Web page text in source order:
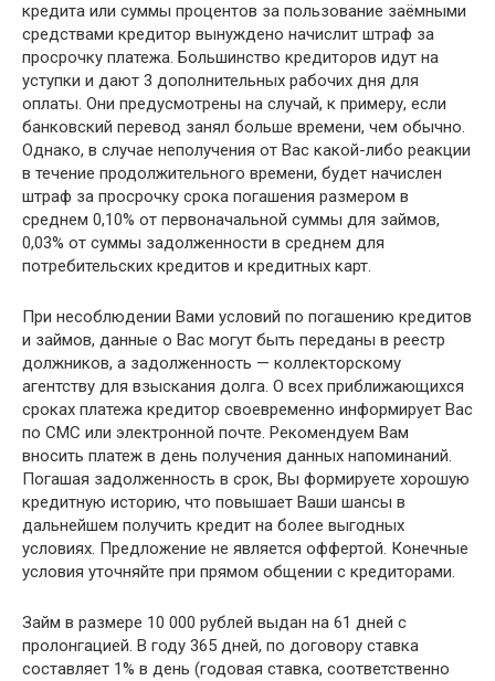
кредита или суммы процентов за пользование заёмными
средствами кредитор вынуждено начислит штраф за
просрочку платежа. Большинство кредиторов идут на
уступки и дают 3 дополнительных рабочих дня для
оплаты. Они предусмотрены на случай, к примеру, если
банковский перевод занял больше времени, чем обычно.
Однако, в случае неполучения от Вас какой-либо реакции
в течение продолжительного времени, будет начислен
штраф за просрочку срока погашения размером в
среднем 0,10% от первоначальной суммы для займов,
0,03% от суммы задолженности в среднем для
потребительских кредитов и кредитных карт.
При несоблюдении Вами условий по погашению кредитов
и займов, данные о Вас могут быть переданы в реестр
должников, а задолженность — коллекторскому
агентству для взыскания долга. О всех приближающихся
сроках платежа кредитор своевременно информирует Вас
по СМС или электронной почте. Рекомендуем Вам
вносить платеж в день получения данных напоминаний.
Погашая задолженность в срок, Вы формируете хорошую
кредитную историю, что повышает Ваши шансы в
дальнейшем получить кредит на более выгодных
условиях. Предложение не является оффертой. Конечные
условия уточняйте при прямом общении с кредиторами.
Займ в размере 10 000 рублей выдан на 61 дней с
пролонгацией. В году 365 дней, по договору ставка
составляет 1% в день (годовая ставка, соответственно